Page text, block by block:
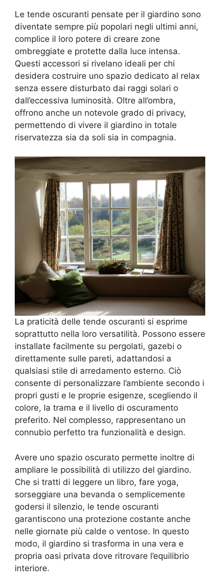
Le tende oscuranti pensate per il giardino sono
diventate sempre più popolari negli ultimi anni,
complice il loro potere di creare zone
ombreggiate e protette dalla luce intensa.
Questi accessori si rivelano ideali per chi
desidera costruire uno spazio dedicato al relax
senza essere disturbato dai raggi solari o
dall’eccessiva luminosità. Oltre all’ombra,
offrono anche un notevole grado di privacy,
permettendo di vivere il giardino in totale
riservatezza sia da soli sia in compagnia.
La praticità delle tende oscuranti si esprime
soprattutto nella loro versatilità. Possono essere
installate facilmente su pergolati, gazebi o
direttamente sulle pareti, adattandosi a
qualsiasi stile di arredamento esterno. Ciò
consente di personalizzare l’ambiente secondo i
propri gusti e le proprie esigenze, scegliendo il
colore, la trama e il livello di oscuramento
preferito. Nel complesso, rappresentano un
connubio perfetto tra funzionalità e design.
Avere uno spazio oscurato permette inoltre di
ampliare le possibilità di utilizzo del giardino.
Che si tratti di leggere un libro, fare yoga,
sorseggiare una bevanda o semplicemente
godersi il silenzio, le tende oscuranti
garantiscono una protezione costante anche
nelle giornate più calde o ventose. In questo
modo, il giardino si trasforma in una vera e
propria oasi privata dove ritrovare l’equilibrio
interiore.